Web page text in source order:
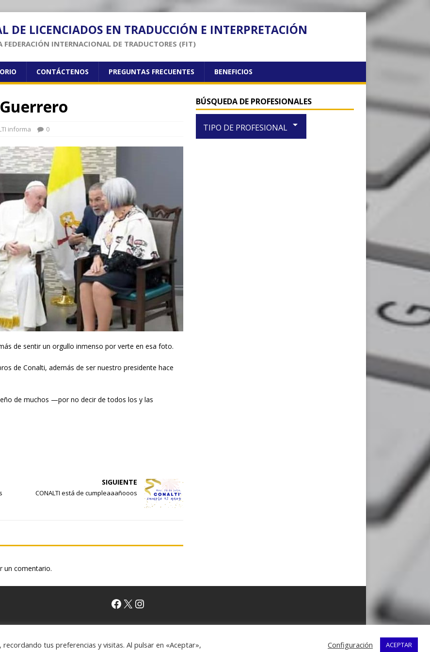
DE LICENCIADOS EN TRADUCCIÓN E INTERPRETACIÓN
INTERNACIONAL DE TRADUCTORES (FIT)
CONTÁCTENOS PREGUNTAS FRECUENTES BENEFICIOS
informa 0
de sentir un orgullo inmenso por verte en esa foto.⠀
de Conalti, además de ser nuestro presidente hace
de muchos —por no decir de todos los y las
SIGUIENTE
CONALTI está de cumpleaaañooos
un comentario.
BÚSQUEDA DE PROFESIONALES
TIPO DE PROFESIONAL arrow_drop_down
tus preferencias y visitas. Al pulsar en «Aceptar»,
Configuración ACEPTAR